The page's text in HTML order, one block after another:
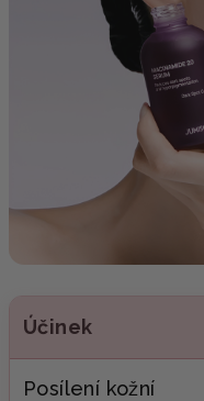
Účinek
Posílení kožní